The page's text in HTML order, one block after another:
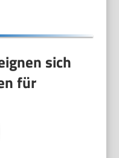
sich
für